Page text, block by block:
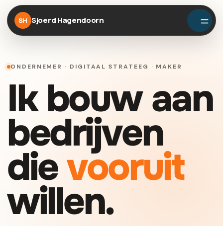
SH Sjoerd Hagendoorn
ONDERNEMER · DIGITAAL STRATEEG · MAKER
Ik bouw aan
bedrijven
dievooruit
willen.